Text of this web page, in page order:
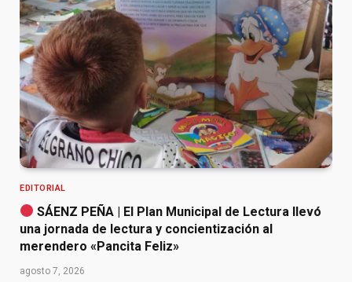
EDITORIAL
SÁENZ PEÑA | El Plan Municipal de Lectura llevó
una jornada de lectura y concientización al
merendero «Pancita Feliz»
agosto 7, 2026